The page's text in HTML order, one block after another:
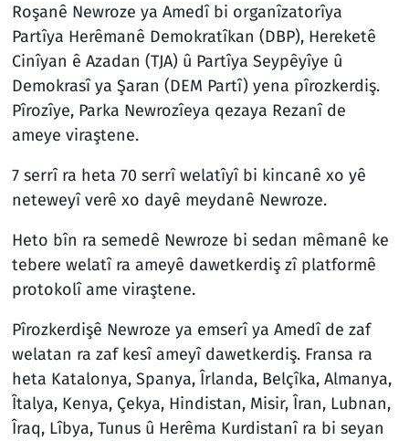
Roşanê Newroze ya Amedî bi organîzatorîya
Partîya Herêmanê Demokratîkan (DBP), Hereketê
Cinîyan ê Azadan (TJA) û Partîya Seypêyîye û
Demokrasî ya Şaran (DEM Partî) yena pîrozkerdiş.
Pîrozîye, Parka Newrozîeya qezaya Rezanî de
ameye viraştene.
7 serrî ra heta 70 serrî welatîyî bi kincanê xo yê
neteweyî verê xo dayê meydanê Newroze.
Heto bîn ra semedê Newroze bi sedan mêmanê ke
tebere welatî ra ameyê dawetkerdiş zî platformê
protokolî ame viraştene.
Pîrozkerdişê Newroze ya emserî ya Amedî de zaf
welatan ra zaf kesî ameyî dawetkerdiş. Fransa ra
heta Katalonya, Spanya, Îrlanda, Belçîka, Almanya,
Îtalya, Kenya, Çekya, Hindistan, Misir, Îran, Lubnan,
Îraq, Lîbya, Tunus û Herêma Kurdistanî ra bi seyan